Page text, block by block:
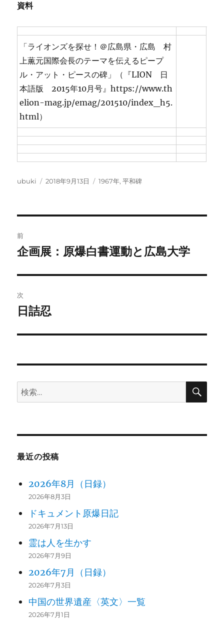
資料
「ライオンズを探せ！＠広島県・広島 村
上薫元国際会長のテーマを伝えるピープ
ル・アット・ピースの碑」（『LION 日
本語版 2015年10月号』https://www.th
elion-mag.jp/emag/201510/index_h5.
html）
投
ubuki
投
2018年9月13日
カ
1967年,平和碑
稿
ビ
ゲ
ー
ン
前
前
投
稿:
企画展：原爆白書運動と広島大学
次
次
投
日詰忍
検
索:
検
最近の投稿
2026年8月（日録）
2026年8月3日
ドキュメント原爆日記
2026年7月13日
霊は人を生かす
2026年7月9日
2026年7月（日録）
2026年7月3日
中国の世界遺産〈英文〉一覧
2026年7月1日